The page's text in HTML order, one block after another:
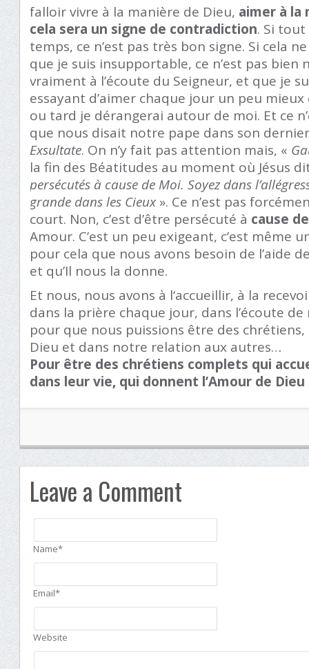
falloir vivre à la manière de Dieu, aimer à la
cela sera un signe de contradiction. Si
temps, ce n’est pas très bon signe. Si cela
que je suis insupportable, ce n’est pas bien
vraiment à l’écoute du Seigneur, et que je
essayant d’aimer chaque jour un peu
ou tard je dérangerai autour de moi. Et ce
que nous disait notre pape dans son
Exsultate. On n’y fait pas attention mais, «
la fin des Béatitudes au moment où Jésus
persécutés à cause de Moi. Soyez dans
grande dans les Cieux». Ce n’est pas
court. Non, c’est d’être persécuté à cause
Amour. C’est un peu exigeant, c’est même
pour cela que nous avons besoin de l’aide
et qu’Il nous la donne.
Et nous, nous avons à l‘accueillir, à la
dans la prière chaque jour, dans l’écoute
pour que nous puissions être des
Dieu et dans notre relation aux autres…
Pour être des chrétiens complets qui
dans leur vie, qui donnent l’Amour de
Leave a Comment
Name*
Email*
Website